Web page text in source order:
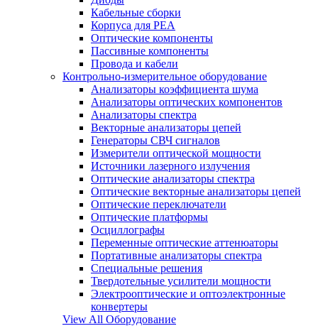
Кабельные сборки
Корпуса для РЕА
Оптические компоненты
Пассивные компоненты
Провода и кабели
Контрольно-измерительное оборудование
Анализаторы коэффициента шума
Анализаторы оптических компонентов
Анализаторы спектра
Векторные анализаторы цепей
Генераторы СВЧ сигналов
Измерители оптической мощности
Источники лазерного излучения
Оптические анализаторы спектра
Оптические векторные анализаторы цепей
Оптические переключатели
Оптические платформы
Осциллографы
Переменные оптические аттенюаторы
Портативные анализаторы спектра
Специальные решения
Твердотельные усилители мощности
Электрооптические и оптоэлектронные
конвертеры
View All Оборудование